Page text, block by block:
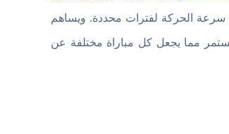
سرعة الحركة لفترات محددة. ويساهم
مما يجعل كل مباراة مختلفة عن